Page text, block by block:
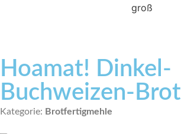
Hoamat! Dinkel-
Buchweizen-Brot
Kategorie: Brotfertigmehle